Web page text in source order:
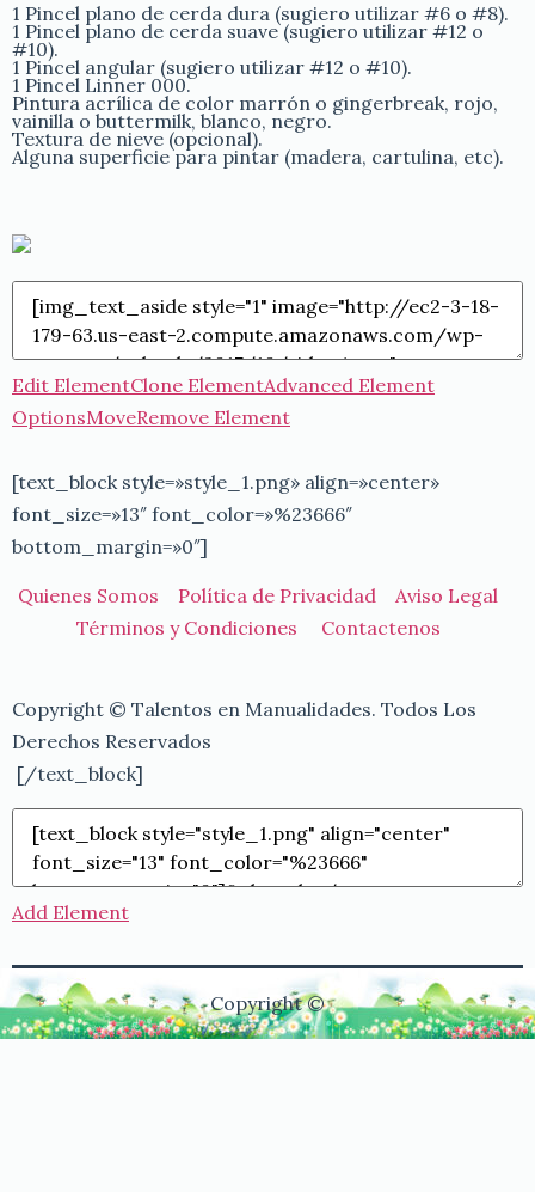
1 Pincel plano de cerda dura (sugiero utilizar #6 o #8).
1 Pincel plano de cerda suave (sugiero utilizar #12 o
#10).
1 Pincel angular (sugiero utilizar #12 o #10).
1 Pincel Linner 000.
Pintura acrílica de color marrón o gingerbreak, rojo,
vainilla o buttermilk, blanco, negro.
Textura de nieve (opcional).
Alguna superficie para pintar (madera, cartulina, etc).
Edit ElementClone ElementAdvanced Element
OptionsMoveRemove Element
[text_block style=»style_1.png» align=»center»
font_size=»13″ font_color=»%23666″
bottom_margin=»0″]
Quienes Somos Política de Privacidad Aviso Legal
Términos y Condiciones Contactenos
Copyright © Talentos en Manualidades. Todos Los
Derechos Reservados
[/text_block]
Add Element
Copyright ©